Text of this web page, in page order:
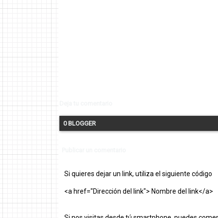
0 BLOGGER
Si quieres dejar un link, utiliza el siguiente código
<a href="Dirección del link"> Nombre del link</a>